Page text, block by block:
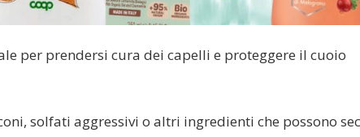
per prendersi cura dei capelli e proteggere il cuoio
solfati aggressivi o altri ingredienti che possono